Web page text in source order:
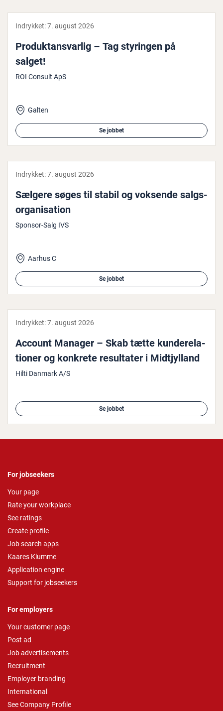
Indrykket:7. august 2026
Pro­duktansvar­lig – Tag styringen på
salget!
ROI Consult ApS
Galten
Se jobbet
Indrykket:7. august 2026
Sælgere søges til stabil og voksende salgs­
or­ga­ni­sa­tion
Sponsor-Salg IVS
Aarhus C
Se jobbet
Indrykket:7. august 2026
Account Manager – Skab tætte kun­de­re­la­
tio­ner og konkrete re­sul­ta­ter i Midtjyl­land
Hilti Danmark A/S
Se jobbet
For jobseekers
Your page
Rate your workplace
See ratings
Create profile
Job search apps
Kaares Klumme
Application engine
Support for jobseekers
For employers
Your customer page
Post ad
Job advertisements
Recruitment
Employer branding
International
See Company Profile